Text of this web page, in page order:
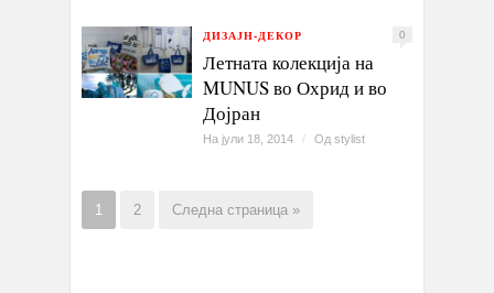
ДИЗАЈН-ДЕКОР 0
Летната колекција на
MUNUS во Охрид и во
Дојран
На јули 18, 2014 / Од stylist
1 2 Следна страница »